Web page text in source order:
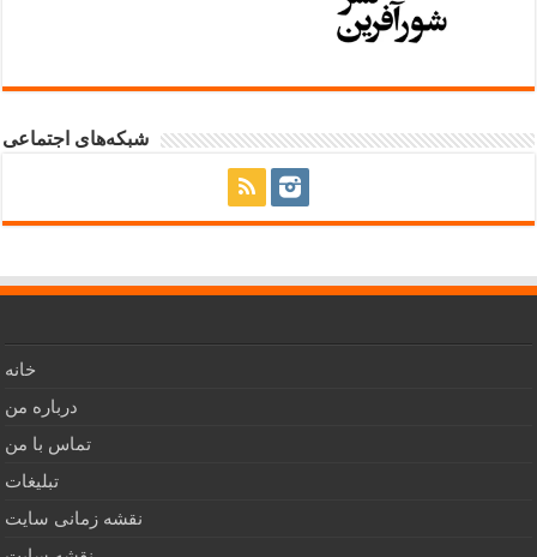
شبکه‌های اجتماعی
خانه
درباره من
تماس با من
تبلیغات
نقشه زمانی سایت